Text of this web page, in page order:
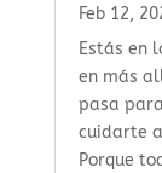
Feb 12,
Estás en
en más
pasa
cuidarte
Porque